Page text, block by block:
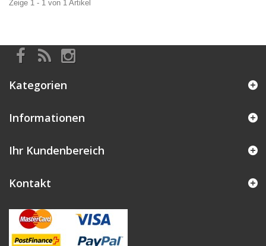
Zeige 1 - 1 von 1 Artikel
Kategorien
Informationen
Ihr Kundenbereich
Kontakt